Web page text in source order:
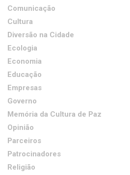
Comunicação
Cultura
Diversão na Cidade
Ecologia
Economia
Educação
Empresas
Governo
Memória da Cultura de Paz
Opinião
Parceiros
Patrocinadores
Religião